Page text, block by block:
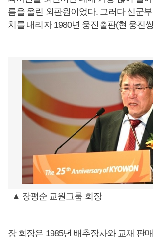
름을 올린 외판원이었다. 그러다 신군
치를 내리자 1980년 웅진출판(현 웅진
▲ 장평순 교원그룹 회장
장 회장은 1985년 배추장사와 교재 판